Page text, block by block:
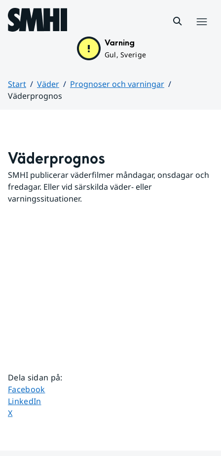
Hoppa till sidans innehåll
Varning
Gul, Sverige
Start Väder
Prognoser och varningar
Väderprognos
Väderprognos
SMHI publicerar väderfilmer måndagar, onsdagar och
fredagar. Eller vid särskilda väder- eller
varningssituationer.
Dela sidan på:
Dela sidan på
Facebook
Dela sidan på
LinkedIn
Dela sidan på
X